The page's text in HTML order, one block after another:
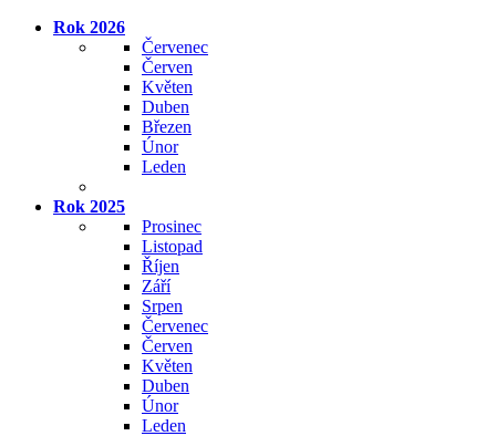
Rok 2026
Červenec
Červen
Květen
Duben
Březen
Únor
Leden
Rok 2025
Prosinec
Listopad
Říjen
Září
Srpen
Červenec
Červen
Květen
Duben
Únor
Leden